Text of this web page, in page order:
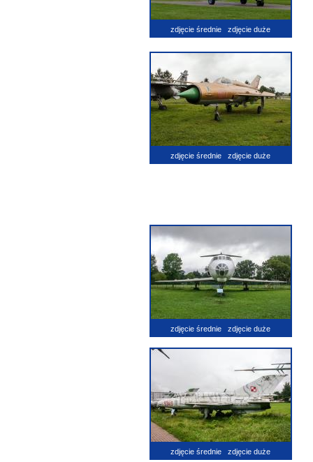
zdjęcie średnie zdjęcie duże
zdjęcie średnie zdjęcie duże
zdjęcie średnie zdjęcie duże
zdjęcie średnie zdjęcie duże